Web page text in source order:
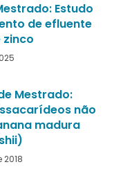
Estudo
de efluente
Mestrado:
não
madura
2018